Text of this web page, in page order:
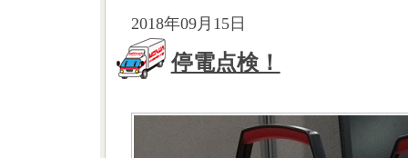
2018年09月15日
停電点検！